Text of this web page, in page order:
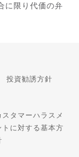
に限り代価の弁
投資勧誘方針
スタマーハラスメ
トに対する基本方